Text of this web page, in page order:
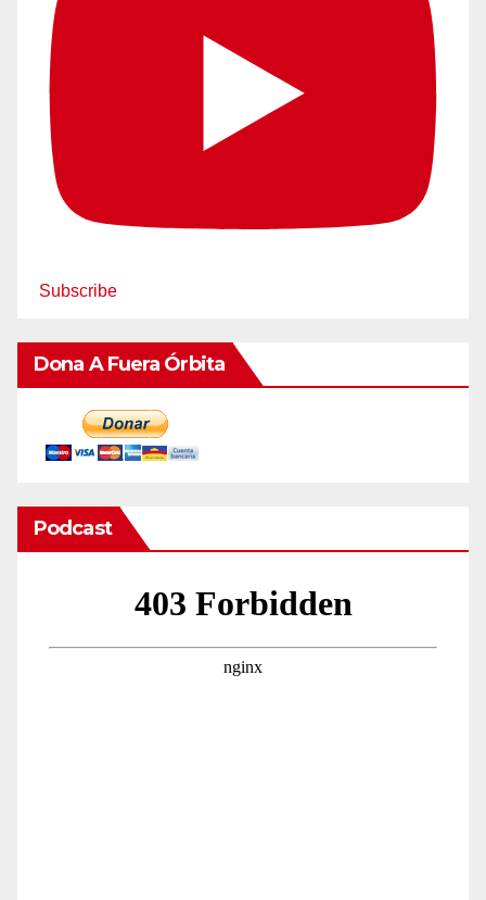
Subscribe
Dona A Fuera Órbita
Podcast